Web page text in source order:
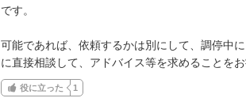
です。
可能であれば、依頼するかは別にして、調停中
に直接相談して、アドバイス等を求めることをお
役に立った 1